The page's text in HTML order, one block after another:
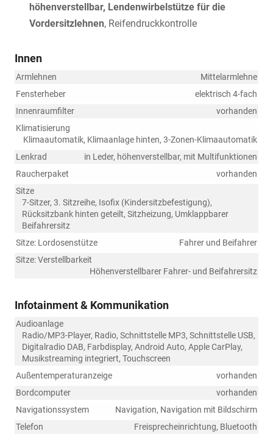
höhenverstellbar, Lendenwirbelstütze für die
Vordersitzlehnen, Reifendruckkontrolle
Innen
Armlehnen
Mittelarmlehne
Fensterheber
elektrisch 4-fach
Innenraumfilter
vorhanden
Klimatisierung
Klimaautomatik, Klimaanlage hinten, 3-Zonen-Klimaautomatik
Lenkrad
in Leder, höhenverstellbar, mit Multifunktionen
Raucherpaket
vorhanden
Sitze
7-Sitzer, 3. Sitzreihe, Isofix (Kindersitzbefestigung),
Rücksitzbank hinten geteilt, Sitzheizung, Umklappbarer
Beifahrersitz
Sitze: Lordosenstütze
Fahrer und Beifahrer
Sitze: Verstellbarkeit
Höhenverstellbarer Fahrer- und Beifahrersitz
Infotainment & Kommunikation
Audioanlage
Radio/MP3-Player, Radio, Schnittstelle MP3, Schnittstelle USB,
Digitalradio DAB, Farbdisplay, Android Auto, Apple CarPlay,
Musikstreaming integriert, Touchscreen
Außentemperaturanzeige
vorhanden
Bordcomputer
vorhanden
Navigationssystem
Navigation, Navigation mit Bildschirm
Telefon
Freisprecheinrichtung, Bluetooth